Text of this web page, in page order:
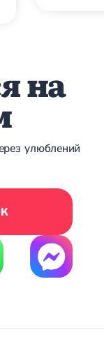
на
улюблений